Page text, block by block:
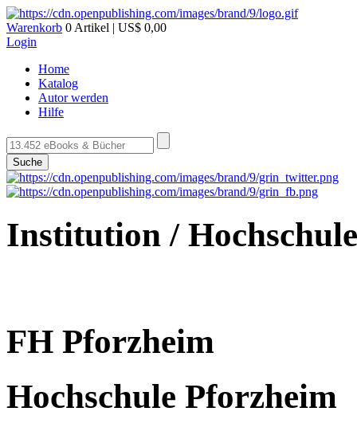
Warenkorb 0 Artikel | US$ 0,00
Login
Home
Katalog
Autor werden
Hilfe
Suche
Institution / Hochschule
FH Pforzheim
Hochschule Pforzheim